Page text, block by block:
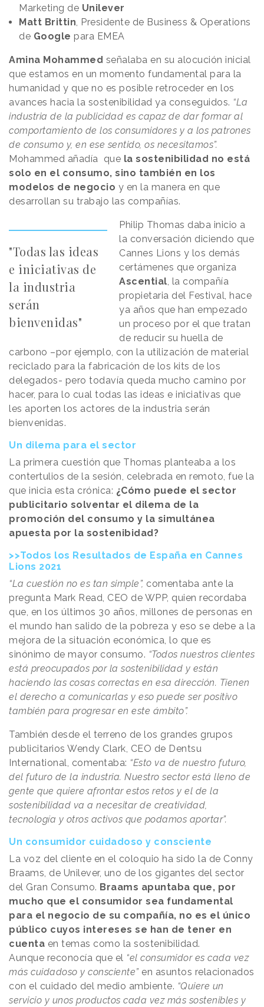
Marketing de Unilever
Matt Brittin , Presidente de Business & Operations
de Google para EMEA
Amina Mohammed señalaba en su alocución inicial
que estamos en un momento fundamental para la
humanidad y que no es posible retroceder en los
avances hacia la sostenibilidad ya conseguidos. “La
industria de la publicidad es capaz de dar formar al
comportamiento de los consumidores y a los patrones
de consumo y, en ese sentido, os necesitamos”.
Mohammed añadía que la sostenibilidad no está
solo en el consumo, sino también en los
modelos de negocio y en la manera en que
desarrollan su trabajo las compañías.
"Todas las ideas
e iniciativas de
la industria
serán
bienvenidas"
Philip Thomas daba inicio a
la conversación diciendo que
Cannes Lions y los demás
certámenes que organiza
Ascential , la compañía
propietaria del Festival, hace
ya años que han empezado
un proceso por el que tratan
de reducir su huella de
carbono –por ejemplo, con la utilización de material
reciclado para la fabricación de los kits de los
delegados- pero todavía queda mucho camino por
hacer, para lo cual todas las ideas e iniciativas que
les aporten los actores de la industria serán
bienvenidas.
Un dilema para el sector
La primera cuestión que Thomas planteaba a los
contertulios de la sesión, celebrada en remoto, fue la
que inicia esta crónica: ¿Cómo puede el sector
publicitario solventar el dilema de la
promoción del consumo y la simultánea
apuesta por la sostenibidad?
>>Todos los Resultados de España en Cannes
Lions 2021
“La cuestión no es tan simple”, comentaba ante la
pregunta Mark Read, CEO de WPP, quien recordaba
que, en los últimos 30 años, millones de personas en
el mundo han salido de la pobreza y eso se debe a la
mejora de la situación económica, lo que es
sinónimo de mayor consumo. “Todos nuestros clientes
está preocupados por la sostenibilidad y están
haciendo las cosas correctas en esa dirección. Tienen
el derecho a comunicarlas y eso puede ser positivo
también para progresar en este ámbito”.
También desde el terreno de los grandes grupos
publicitarios Wendy Clark, CEO de Dentsu
International, comentaba: “Esto va de nuestro futuro,
del futuro de la industria. Nuestro sector está lleno de
gente que quiere afrontar estos retos y el de la
sostenibilidad va a necesitar de creatividad,
tecnología y otros activos que podamos aportar”.
Un consumidor cuidadoso y consciente
La voz del cliente en el coloquio ha sido la de Conny
Braams, de Unilever, uno de los gigantes del sector
del Gran Consumo. Braams apuntaba que, por
mucho que el consumidor sea fundamental
para el negocio de su compañía, no es el único
público cuyos intereses se han de tener en
cuenta en temas como la sostenibilidad.
Aunque reconocía que el “el consumidor es cada vez
más cuidadoso y consciente”en asuntos relacionados
con el cuidado del medio ambiente. “Quiere un
servicio y unos productos cada vez más sostenibles y